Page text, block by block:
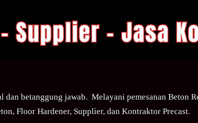
betanggung jawab. Melayani pemesanan Beton
Floor Hardener, Supplier, dan Kontraktor Precast.